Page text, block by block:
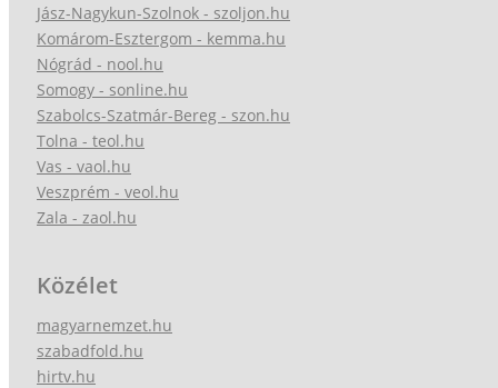
Jász-Nagykun-Szolnok - szoljon.hu
Komárom-Esztergom - kemma.hu
Nógrád - nool.hu
Somogy - sonline.hu
Szabolcs-Szatmár-Bereg - szon.hu
Tolna - teol.hu
Vas - vaol.hu
Veszprém - veol.hu
Zala - zaol.hu
Közélet
magyarnemzet.hu
szabadfold.hu
hirtv.hu